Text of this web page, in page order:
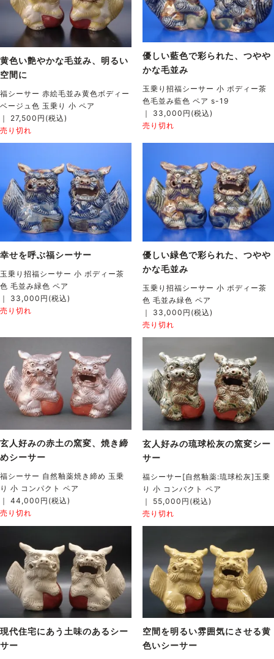
黄色い艶やかな毛並み、明るい
空間に
福シーサー 赤絵毛並み黄色ボディー
ベージュ色 玉乗り 小 ペア
｜ 27,500円(税込)
売り切れ
優しい藍色で彩られた、つやや
かな毛並み
玉乗り招福シーサー 小 ボディー茶
色毛並み藍色 ペア s-19
｜ 33,000円(税込)
売り切れ
幸せを呼ぶ福シーサー
玉乗り招福シーサー 小 ボディー茶
色 毛並み緑色 ペア
｜ 33,000円(税込)
売り切れ
優しい緑色で彩られた、つやや
かな毛並み
玉乗り招福シーサー 小 ボディー茶
色 毛並み緑色 ペア
｜ 33,000円(税込)
売り切れ
玄人好みの赤土の窯変、焼き締
めシーサー
福シーサー 自然釉薬焼き締め 玉乗
り 小 コンパクト ペア
｜ 44,000円(税込)
売り切れ
玄人好みの琉球松灰の窯変シー
サー
福シーサー[自然釉薬:琉球松灰]玉乗
り 小 コンパクト ペア
｜ 55,000円(税込)
売り切れ
現代住宅にあう土味のあるシー
サー
空間を明るい雰囲気にさせる黄
色いシーサー